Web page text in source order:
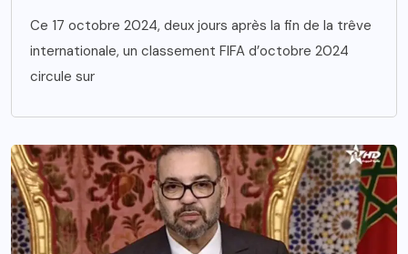
Ce 17 octobre 2024, deux jours après la fin de la trêve
internationale, un classement FIFA d’octobre 2024
circule sur